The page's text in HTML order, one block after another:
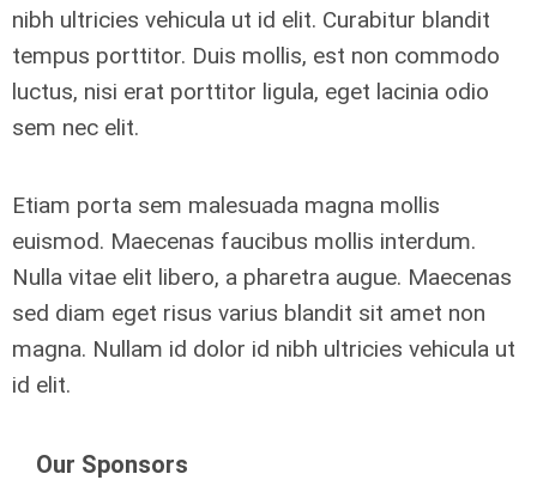
nibh ultricies vehicula ut id elit. Curabitur blandit
tempus porttitor. Duis mollis, est non commodo
luctus, nisi erat porttitor ligula, eget lacinia odio
sem nec elit.
Etiam porta sem malesuada magna mollis
euismod. Maecenas faucibus mollis interdum.
Nulla vitae elit libero, a pharetra augue. Maecenas
sed diam eget risus varius blandit sit amet non
magna. Nullam id dolor id nibh ultricies vehicula ut
id elit.
Our Sponsors